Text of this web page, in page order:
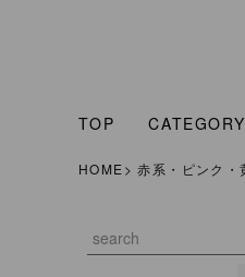
TOP CATEGORY
HOME 赤系・ピンク
人気順
新
価格が安い